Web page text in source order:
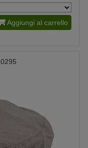
Aggiungi al carrello